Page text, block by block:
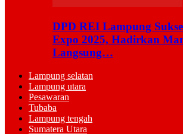
DPD REI Lampung
Expo 2025, Hadirkan
Langsung…
Lampung selatan
Lampung utara
Pesawaran
Tubaba
Lampung tengah
Sumatera Utara